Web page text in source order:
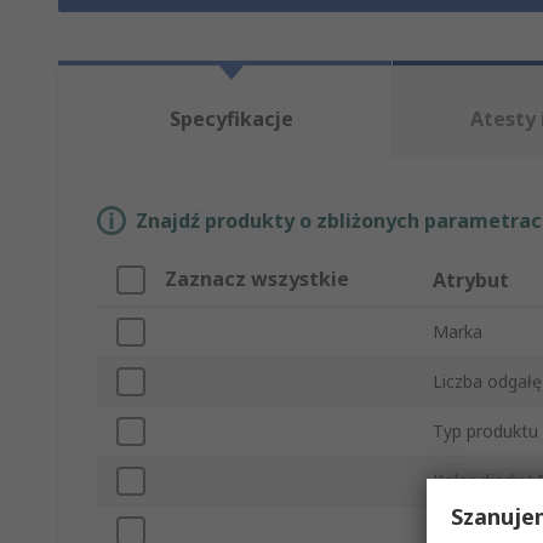
Specyfikacje Atesty
Znajdź produkty o zbliżonych
Zaznacz wszystkie Atrybut
Marka
Liczba
Typ produktu
Kolor diody
Natężenie